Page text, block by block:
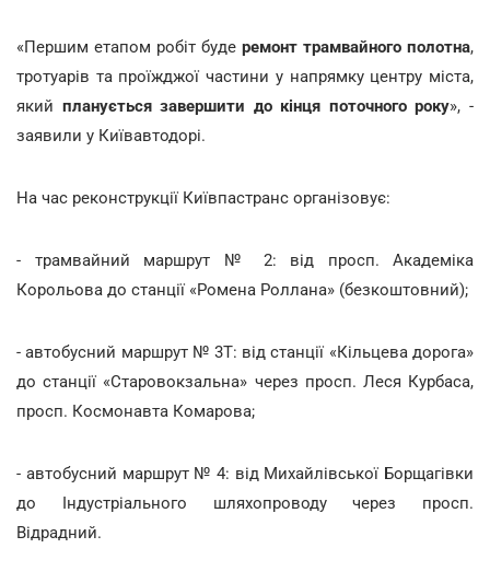
«Першим етапом робіт буде ремонт трамвайного полотна,
тротуарів та проїжджої частини у напрямку центру міста,
який планується завершити до кінця поточного року», -
заявили у Київавтодорі.
На час реконструкції Київпастранс організовує:
- трамвайний маршрут № 2: від просп. Академіка
Корольова до станції «Ромена Роллана» (безкоштовний);
- автобусний маршрут № 3Т: від станції «Кільцева дорога»
до станції «Старовокзальна» через просп. Леся Курбаса,
просп. Космонавта Комарова;
- автобусний маршрут № 4: від Михайлівської Борщагівки
до Індустріального шляхопроводу через просп.
Відрадний.